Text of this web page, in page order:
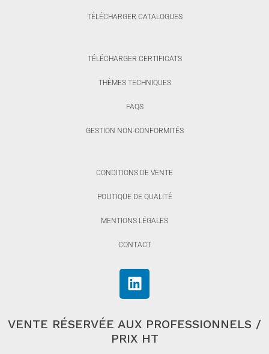
TÉLÉCHARGER CATALOGUES
TÉLÉCHARGER CERTIFICATS
THÈMES TECHNIQUES
FAQS
GESTION NON-CONFORMITÉS
CONDITIONS DE VENTE
POLITIQUE DE QUALITÉ
MENTIONS LÉGALES
CONTACT
VENTE RÉSERVÉE AUX PROFESSIONNELS /
PRIX HT